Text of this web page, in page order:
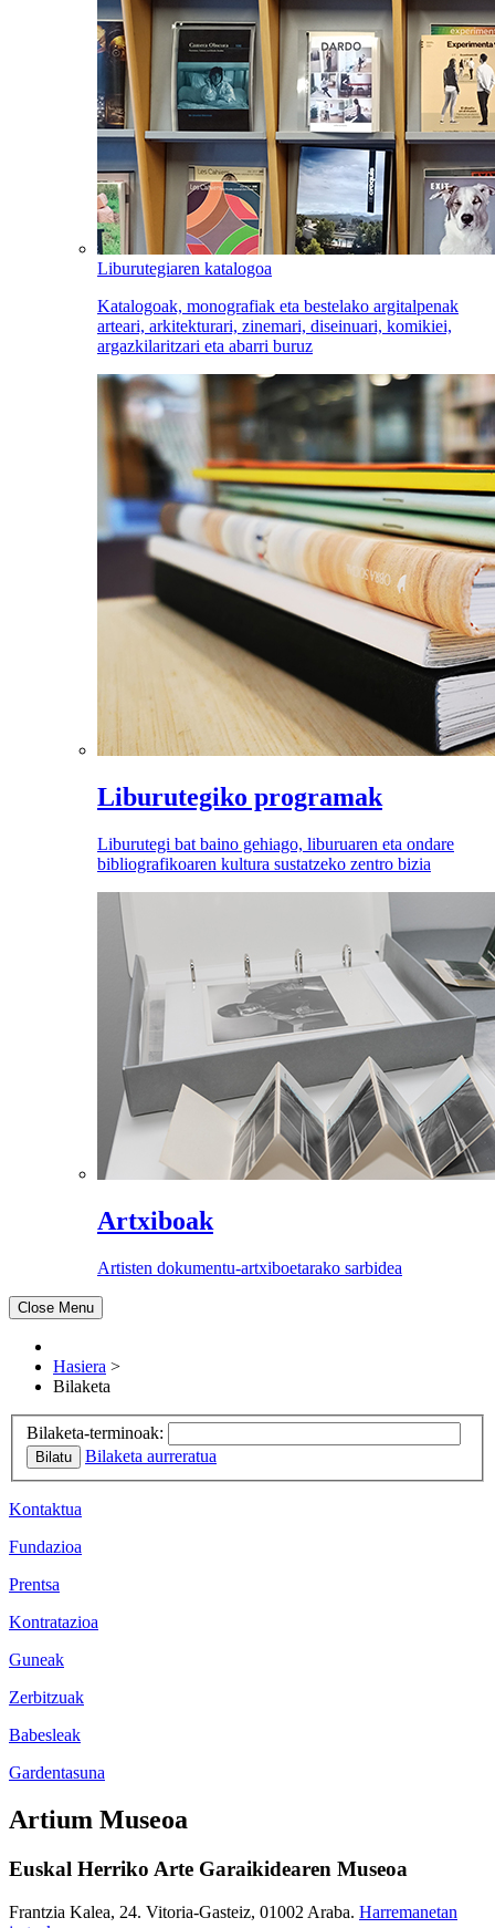
Liburutegiaren katalogoa
Katalogoak, monografiak eta bestelako argitalpenak
arteari, arkitekturari, zinemari, diseinuari, komikiei,
argazkilaritzari eta abarri buruz
Liburutegiko programak
Liburutegi bat baino gehiago, liburuaren eta ondare
bibliografikoaren kultura sustatzeko zentro bizia
Artxiboak
Artisten dokumentu-artxiboetarako sarbidea
Close Menu
Hasiera >
Bilaketa
Bilaketa-terminoak:
Bilatu Bilaketa aurreratua
Kontaktua
Fundazioa
Prentsa
Kontratazioa
Guneak
Zerbitzuak
Babesleak
Gardentasuna
Artium Museoa
Euskal Herriko Arte Garaikidearen Museoa
Frantzia Kalea, 24. Vitoria-Gasteiz, 01002 Araba. Harremanetan